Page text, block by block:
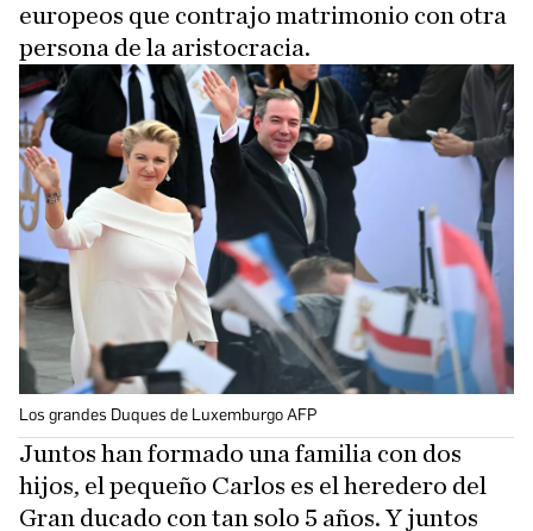
europeos que contrajo matrimonio con otra
persona de la aristocracia.
Los grandes Duques de Luxemburgo AFP
Juntos han formado una familia con dos
hijos, el pequeño Carlos es el heredero del
Gran ducado con tan solo 5 años. Y juntos